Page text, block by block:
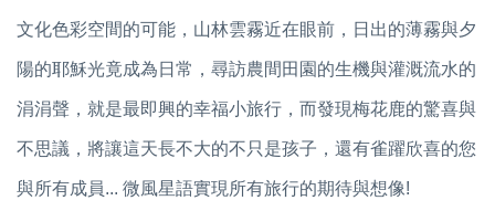
文化色彩空間的可能，山林雲霧近在眼前，日出的薄霧與夕
陽的耶穌光竟成為日常，尋訪農間田園的生機與灌溉流水的
涓涓聲，就是最即興的幸福小旅行，而發現梅花鹿的驚喜與
不思議，將讓這天長不大的不只是孩子，還有雀躍欣喜的您
與所有成員... 微風星語實現所有旅行的期待與想像!